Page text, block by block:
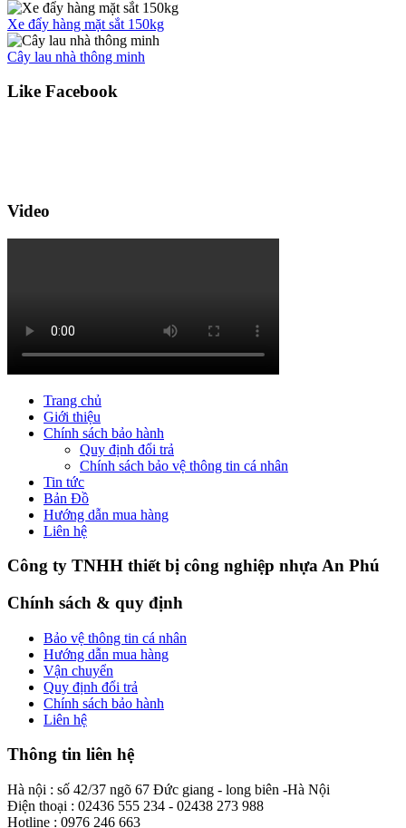
Xe đẩy hàng mặt sắt 150kg
Cây lau nhà thông minh
Like Facebook
Video
Trang chủ
Giới thiệu
Chính sách bảo hành
Quy định đổi trả
Chính sách bảo vệ thông tin cá nhân
Tin tức
Bản Đồ
Hướng dẫn mua hàng
Liên hệ
Công ty TNHH thiết bị công nghiệp nhựa An Phú
Chính sách & quy định
Bảo vệ thông tin cá nhân
Hướng dẫn mua hàng
Vận chuyển
Quy định đổi trả
Chính sách bảo hành
Liên hệ
Thông tin liên hệ
Hà nội : số 42/37 ngõ 67 Đức giang - long biên -Hà Nội
Điện thoại : 02436 555 234 - 02438 273 988
Hotline : 0976 246 663